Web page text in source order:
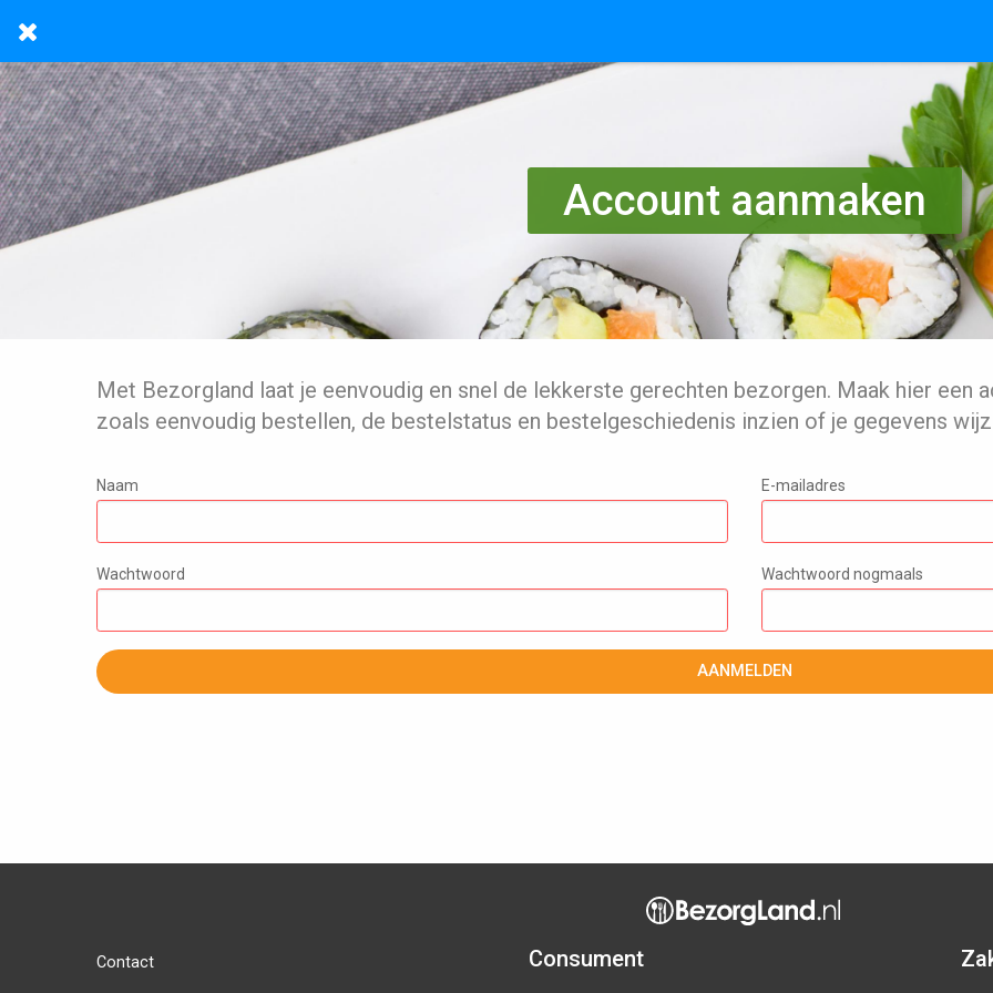
Account aanmaken
Met Bezorgland laat je eenvoudig en snel de lekkerste gerechten bezorgen. Maak hier een
zoals eenvoudig bestellen, de bestelstatus en bestelgeschiedenis inzien of je gegevens
Naam E-mailadres
Wachtwoord Wachtwoord nogmaals
AANMELDEN
Contact Consument